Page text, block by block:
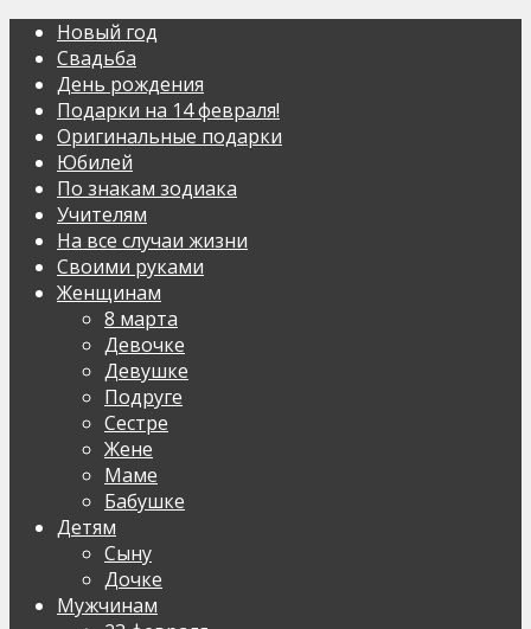
Новый год
Свадьба
День рождения
Подарки на 14 февраля!
Оригинальные подарки
Юбилей
По знакам зодиака
Учителям
На все случаи жизни
Своими руками
Женщинам
8 марта
Девочке
Девушке
Подруге
Сестре
Жене
Маме
Бабушке
Детям
Сыну
Дочке
Мужчинам